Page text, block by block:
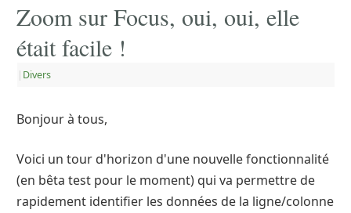
Zoom sur Focus, oui, oui, elle
était facile !
| Divers
Bonjour à tous,
Voici un tour d'horizon d'une nouvelle fonctionnalité
(en bêta test pour le moment) qui va permettre de
rapidement identifier les données de la ligne/colonne